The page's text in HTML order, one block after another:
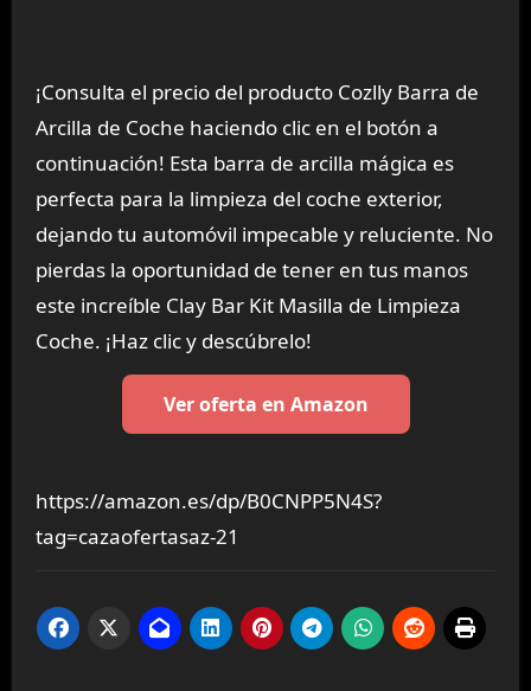
¡Consulta el precio del producto Cozlly Barra de
Arcilla de Coche haciendo clic en el botón a
continuación! Esta barra de arcilla mágica es
perfecta para la limpieza del coche exterior,
dejando tu automóvil impecable y reluciente. No
pierdas la oportunidad de tener en tus manos
este increíble Clay Bar Kit Masilla de Limpieza
Coche. ¡Haz clic y descúbrelo!
Ver oferta en Amazon
https://amazon.es/dp/B0CNPP5N4S?
tag=cazaofertasaz-21